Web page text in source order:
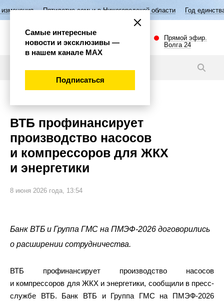
Пятилетие семьи в Нижегородской области Год единства
Прямой эфир.
Волга 24
ВТБ профинансирует
производство насосов
и компрессоров для ЖКХ
и энергетики
8 июня 2026 года, 13:54
Банк ВТБ и Группа ГМС на ПМЭФ-2026 договорились
о расширении сотрудничества.
ВТБ профинансирует производство насосов
и компрессоров для ЖКХ и энергетики, сообщили в пресс-
службе ВТБ. Банк ВТБ и Группа ГМС на ПМЭФ-2026
Самые интересные
новости и эксклюзивы —
в нашем канале МАХ
Подписаться